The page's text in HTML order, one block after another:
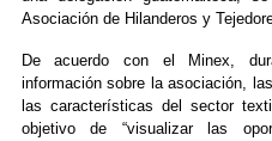
Asociación de Hilanderos y
De acuerdo con el Minex,
información sobre la asociación,
las características del sector
objetivo de “visualizar las